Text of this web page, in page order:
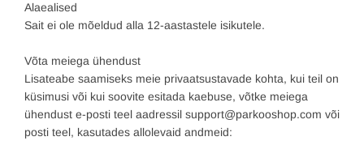
Alaealised
Sait ei ole mõeldud alla 12-aastastele isikutele.
Võta meiega ühendust
Lisateabe saamiseks meie privaatsustavade kohta, kui teil on
küsimusi või kui soovite esitada kaebuse, võtke meiega
ühendust e-posti teel aadressil support@parkooshop.com või
posti teel, kasutades allolevaid andmeid: